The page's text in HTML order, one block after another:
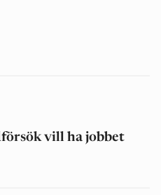
vill ha jobbet